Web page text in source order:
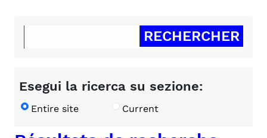
Esegui la ricerca su sezione:
Entire site Current